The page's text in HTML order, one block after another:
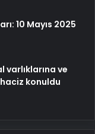
10 Mayıs 2025
varlıklarına ve
konuldu